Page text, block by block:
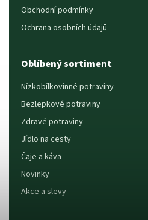
Obchodní podmínky
Ochrana osobních údajů
Oblíbený sortiment
Nízkobílkovinné potraviny
Bezlepkové potraviny
Zdravé potraviny
Jídlo na cesty
Čaje a káva
Novinky
Akce a slevy